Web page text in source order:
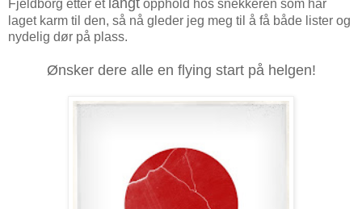
Fjeldborg etter et langt opphold hos snekkeren som har
laget karm til den, så nå gleder jeg meg til å få både lister og
nydelig dør på plass.
Ønsker dere alle en flying start på helgen!